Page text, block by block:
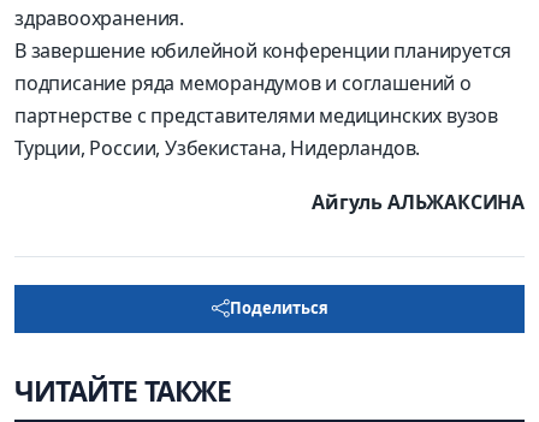
здравоохранения.
В завершение юбилейной конференции планируется
подписание ряда меморандумов и соглашений о
партнерстве с представителями медицинских вузов
Турции, России, Узбекистана, Нидерландов.
Айгуль АЛЬЖАКСИНА
Поделиться
ЧИТАЙТЕ ТАКЖЕ